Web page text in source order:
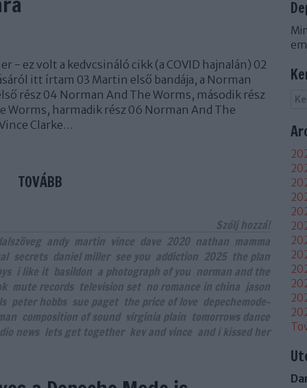
- ez volt a kedvcsináló cikk (a COVID hajnalán) 02
itt írtam 03 Martin első bandája, a Norman
rész 04 Norman And The Worms, második rész
Worms, harmadik rész 06 Norman And The
Clarke…
TOVÁBB
Szólj hozzá!
andy martin vince dave 2020 nathan mamma
secrets daniel miller see you addiction 2025 the plan
i like it basildon a photograph of you norman and the
mute records television set no romance in china jason
peter hobbs sue paget the price of love depechemode-
composition of sound virginia plain tomorrows dance
news lets get together kev and vince and i kissed her